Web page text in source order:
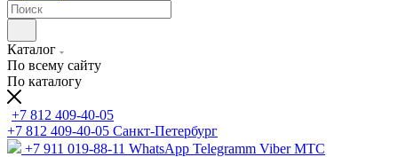
Каталог
По всему сайту
По каталогу
+7 812 409-40-05
+7 812 409-40-05 Санĸт-Петербург
+7 911 019-88-11 WhatsApp Telegramm Viber МТС